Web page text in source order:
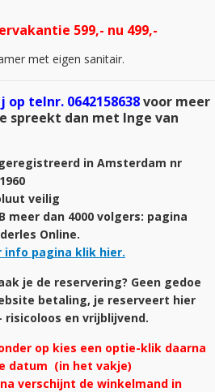
599,- nu 499,-
met eigen sanitair.
op telnr. 0642158638voor meer
spreekt dan met Inge van
in Amsterdam nr
veilig
meer dan 4000 volgers: pagina
Online.
info pagina klik hier.
je de reservering? Geen gedoe
betaling, je reserveert hier
risicoloos en vrijblijvend.
op kies een optie-klik daarna
datum (in het vakje)
verschijnt de winkelmand in